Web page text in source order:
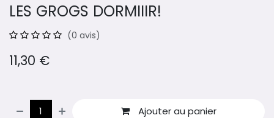
LES GROGS DORMIIIR!
(0 avis)
11,30 €
Ajouter au panier